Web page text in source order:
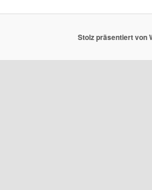
Stolz präsentiert von